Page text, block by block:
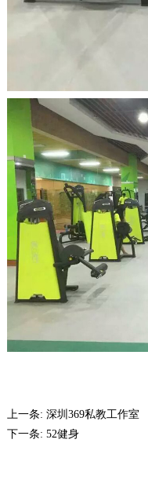
上一条: 深圳369私教工作室
下一条: 52健身